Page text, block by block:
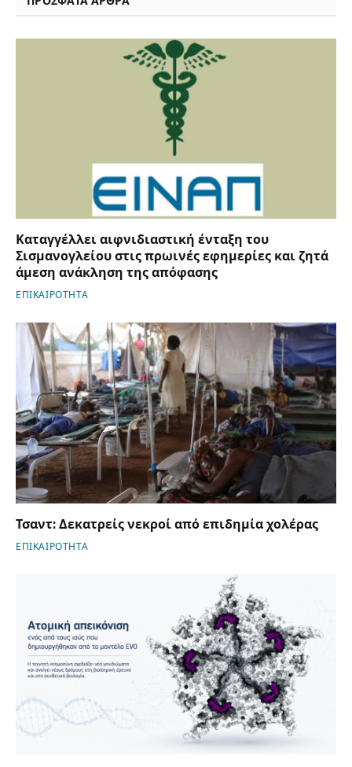
Καταγγέλλει αιφνιδιαστική ένταξη του
Σισμανογλείου στις πρωινές εφημερίες και ζητά
άμεση ανάκληση της απόφασης
ΕΠΙΚΑΙΡΟΤΗΤΑ
Τσαντ: Δεκατρείς νεκροί από επιδημία χολέρας
ΕΠΙΚΑΙΡΟΤΗΤΑ